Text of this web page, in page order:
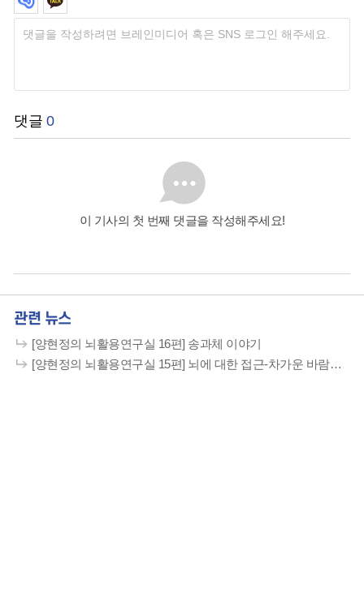
댓글 0
이 기사의 첫 번째 댓글을 작성해주세요!
관련 뉴스
[양현정의 뇌활용연구실 16편] 송과체 이야기
[양현정의 뇌활용연구실 15편] 뇌에 대한 접근-차가운 바람과 따스한 햇볕